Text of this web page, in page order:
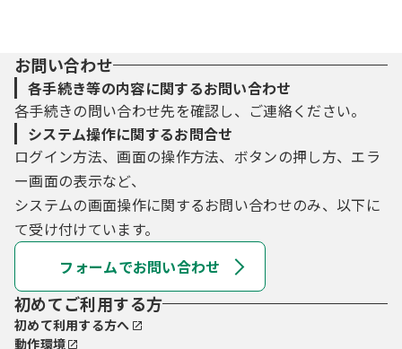
お問い合わせ
各手続き等の内容に関するお問い合わせ
各手続きの問い合わせ先を確認し、ご連絡ください。
システム操作に関するお問合せ
ログイン方法、画面の操作方法、ボタンの押し方、エラ
ー画面の表示など、
システムの画面操作に関するお問い合わせのみ、以下に
て受け付けています。
フォームでお問い合わせ
初めてご利用する方
初めて利用する方へ
動作環境